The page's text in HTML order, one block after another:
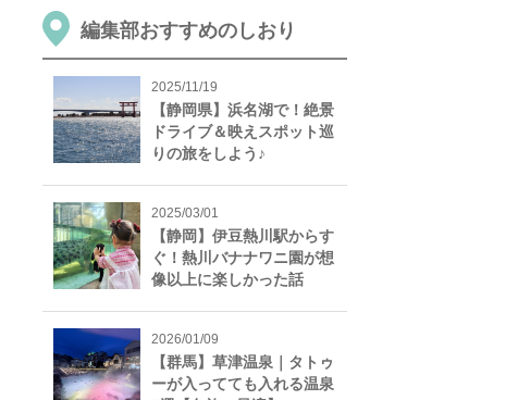
編集部おすすめのしおり
2025/11/19
【静岡県】浜名湖で！絶景
ドライブ＆映えスポット巡
りの旅をしよう♪
2025/03/01
【静岡】伊豆熱川駅からす
ぐ！熱川バナナワニ園が想
像以上に楽しかった話
2026/01/09
【群馬】草津温泉｜タトゥ
ーが入ってても入れる温泉